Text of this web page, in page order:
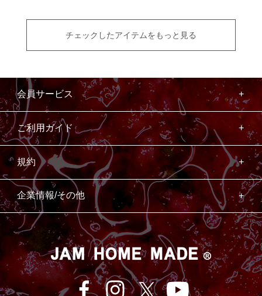
チェックしたアイテムをもっと見る
会員サービス
ご利用ガイド
規約
企業情報/その他